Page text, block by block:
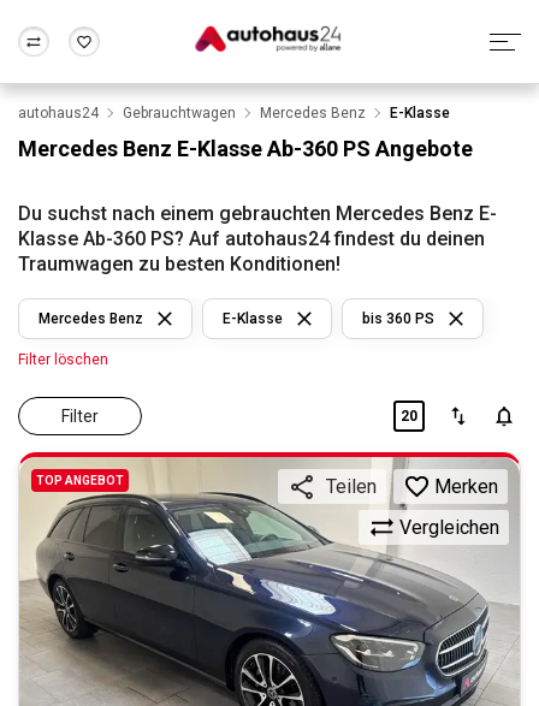
Wir bewerten dein Auto
Alle Fragen & Antworten
Rund um die Inzahlungnahme
Frankfurt Wuppertal
autohaus24 Gebrauchtwagen Mercedes Benz E-Klasse
Mercedes Benz E-Klasse Ab-360 PS Angebote
Du suchst nach einem gebrauchten Mercedes Benz E-
Klasse Ab-360 PS? Auf autohaus24 findest du deinen
Traumwagen zu besten Konditionen!
Filter
Mercedes Benz E-Klasse bis 360 PS
Filter löschen
20
TOP ANGEBOT
Vergleichen
Teilen Merken